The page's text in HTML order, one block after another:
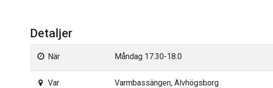
Detaljer
När Måndag 17.30-18.0
Var Varmbassängen, Älvhögsborg